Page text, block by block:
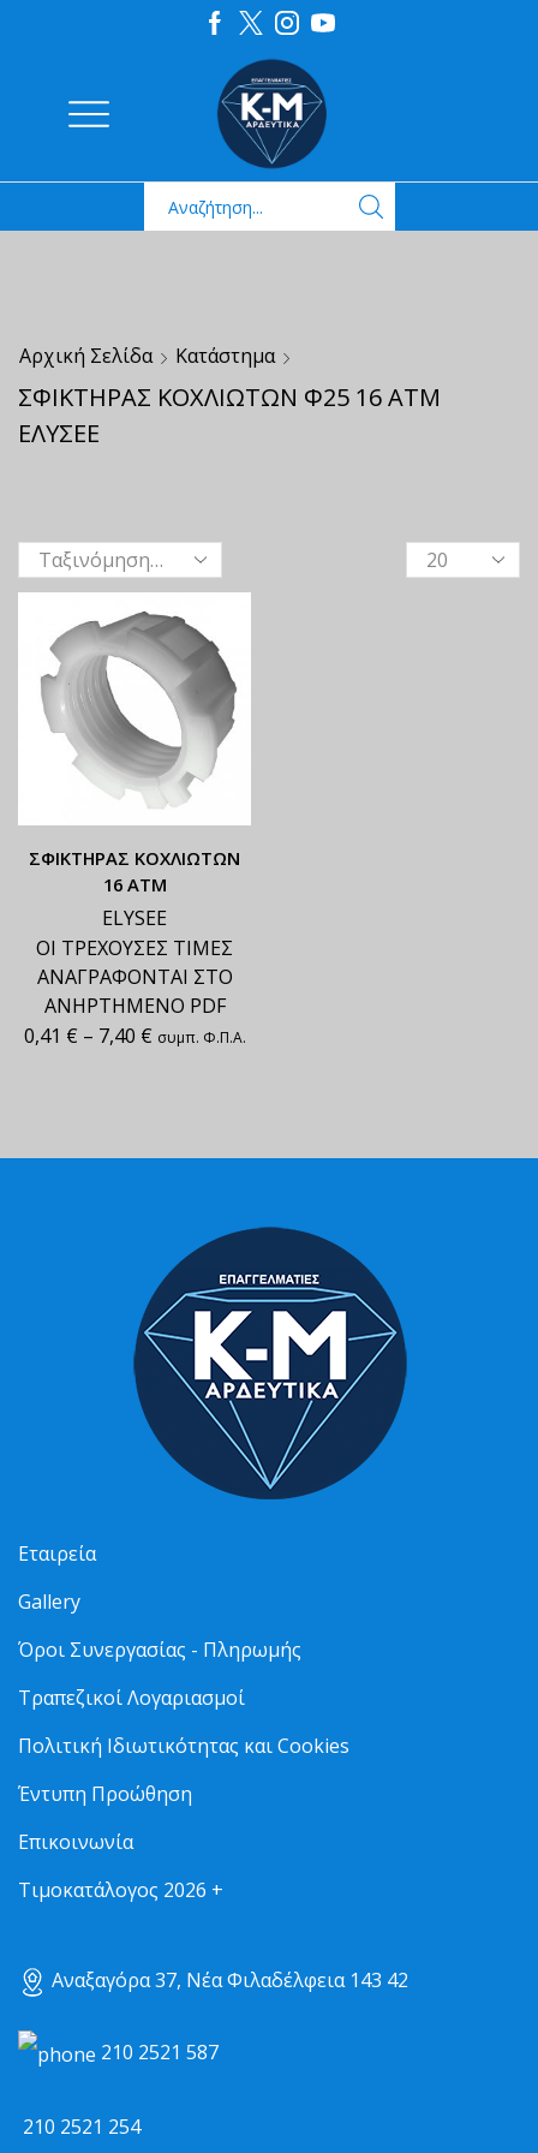
Αρχική Σελίδα Κατάστημα
ΣΦΙΚΤΗΡΑΣ ΚΟΧΛΙΩΤΩΝ Φ25 16 ΑΤΜ
ΕΛΥΣΕΕ
ΣΦΙΚΤΗΡΑΣ ΚΟΧΛΙΩΤΩΝ
16 ΑΤΜ
ELYSEE
ΟΙ ΤΡΕΧΟΥΣΕΣ ΤΙΜΕΣ
ΑΝΑΓΡΑΦΟΝΤΑΙ ΣΤΟ
ΑΝΗΡΤΗΜΕΝΟ PDF
0,41 € – 7,40 € συμπ. Φ.Π.Α.
Εταιρεία
Gallery
Όροι Συνεργασίας - Πληρωμής
Τραπεζικοί Λογαριασμοί
Πολιτική Ιδιωτικότητας και Cookies
Έντυπη Προώθηση
Επικοινωνία
Τιμοκατάλογος 2026 +
Αναξαγόρα 37, Νέα Φιλαδέλφεια 143 42
210 2521 587
210 2521 254